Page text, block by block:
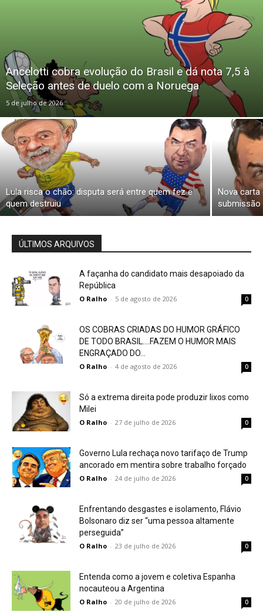
Ancelotti cobra evolução do Brasil e dá nota 7,5 à
Seleção antes de duelo com a Noruega
5 de julho de 2026
Lula risca o chão: disputa será entre quem fez e
quem destruiu
Nova carta
submissão
ÚLTIMOS ARQUIVOS
A façanha do candidato mais desapoiado da
República
O Ralho - 5 de agosto de 2026 0
OS COBRAS CRIADAS DO HUMOR GRÁFICO
DE TODO BRASIL….FAZEM O HUMOR MAIS
ENGRAÇADO DO...
O Ralho - 4 de agosto de 2026 0
Só a extrema direita pode produzir lixos como
Milei
O Ralho - 27 de julho de 2026 0
Governo Lula rechaça novo tarifaço de Trump
ancorado em mentira sobre trabalho forçado
O Ralho - 24 de julho de 2026 0
Enfrentando desgastes e isolamento, Flávio
Bolsonaro diz ser “uma pessoa altamente
perseguida”
O Ralho - 23 de julho de 2026 0
Entenda como a jovem e coletiva Espanha
nocauteou a Argentina
O Ralho - 20 de julho de 2026 0